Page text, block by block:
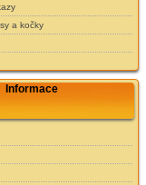
a kočky
Informace